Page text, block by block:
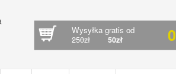
Wysyłka gratis od
250zł 50zł 0